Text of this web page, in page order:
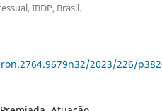
IBDP, Brasil.
2023/226/